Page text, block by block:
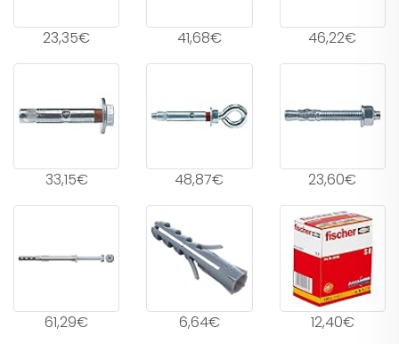
23,35€ 41,68€ 46,22€
33,15€ 48,87€ 23,60€
61,29€ 6,64€ 12,40€